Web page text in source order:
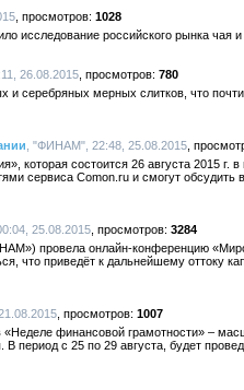
1028
исследование российского рынка чая и
26.08.2015
780
и серебряных мерных слитков, что
, "ФИНАМ", 22:48, 25.08.2015
которая состоится 26 августа 2015 г.
сервиса Comon.ru и смогут обсудить
25.08.2015
3284
провела онлайн-конференцию
что приведёт к дальнейшему оттоку
1007
финансовой грамотности» –
период с 25 по 29 августа, будет